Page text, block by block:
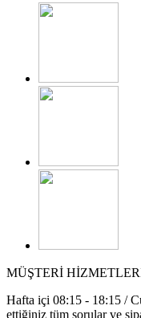
MÜŞTERİ
Hafta içi 08:15 - 18:15 /
ettiğiniz tüm sorular ve